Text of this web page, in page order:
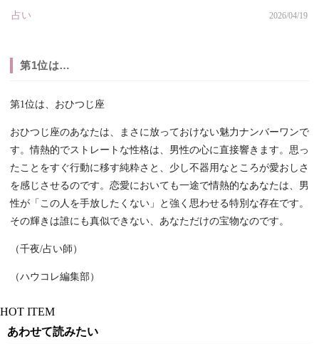
占い 2026/04/19
第1位は…
第1位は、おひつじ座
おひつじ座のあなたは、まさに放っておけない魅力ナンバーワンで
す。情熱的でストレートな性格は、男性の心に直接響きます。思っ
たことをすぐ行動に移す純粋さと、少し不器用なところが愛おしさ
を感じさせるのです。恋愛においても一途で情熱的なあなたは、男
性が「この人を手放したくない」と強く思わせる特別な存在です。
その輝きは誰にも真似できない、あなただけの宝物なのです。
（千夜/占い師）
（ハウコレ編集部）
HOT ITEM
あわせて読みたい